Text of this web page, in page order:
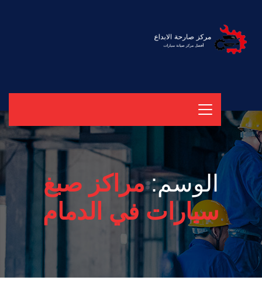
الوسم:مراكز صبغ
سيارات في الدمام